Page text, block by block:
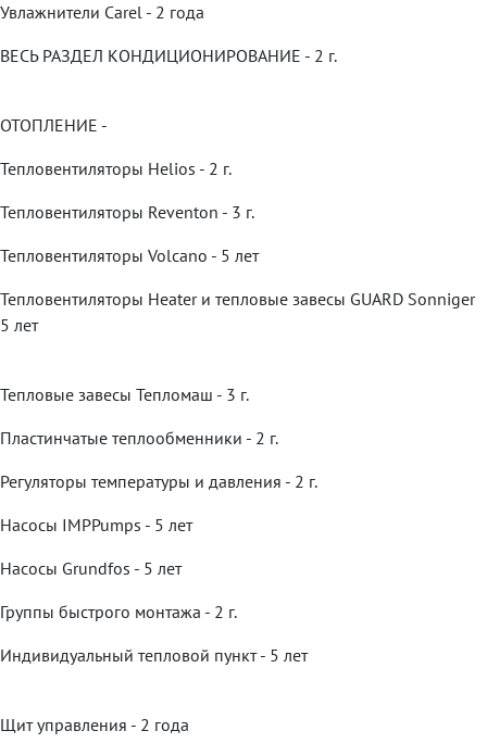
Увлажнители Carel - 2 года
ВЕСЬ РАЗДЕЛ КОНДИЦИОНИРОВАНИЕ - 2 г.
ОТОПЛЕНИЕ -
Тепловентиляторы Helios - 2 г.
Тепловентиляторы Reventon - 3 г.
Тепловентиляторы Volcano - 5 лет
Тепловентиляторы Heater и тепловые завесы GUARD Sonniger
5 лет
Тепловые завесы Тепломаш - 3 г.
Пластинчатые теплообменники - 2 г.
Регуляторы температуры и давления - 2 г.
Насосы IMPPumps - 5 лет
Насосы Grundfos - 5 лет
Группы быстрого монтажа - 2 г.
Индивидуальный тепловой пункт - 5 лет
Щит управления - 2 года